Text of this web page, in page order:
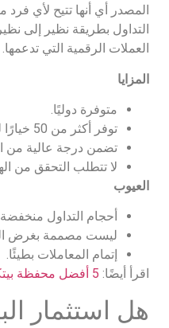
المصدر أي أنها تتيح لأي فرد
التداول بطريقة نظير إلى
العملات الرقمية التي تدعمها.
المزايا
متوفرة دوليًا.
توفر أكثر من 50 خيارًا للدفع.
تضمن درجة عالية من
لا تتطلب التحقق من
العيوب
أحجام التداول
ليست مصممة بغرض
إتمام المعاملات بطيئًا.
اقرأ أيضًا: 5 أفضل محفظة بيتكوين عربية
هل استثمار